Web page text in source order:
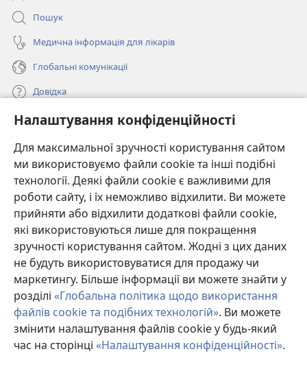
Налаштування конфіденційності
Для максимальної зручності користування сайтом
ми використовуємо файли cookie та інші подібні
технології. Деякі файли cookie є важливими для
роботи сайту, і їх неможливо відхилити. Ви можете
прийняти або відхилити додаткові файли cookie,
які використовуються лише для покращення
зручності користування сайтом. Жодні з цих даних
не будуть використовуватися для продажу чи
маркетингу. Більше інформації ви можете знайти у
розділі «Глобальна політика щодо використання
файлів cookie та подібних технологій». Ви можете
змінити налаштування файлів cookie у будь-який
час на сторінці «Налаштування конфіденційності».
Пошук
Медична інформація для лікарів
Глобальні комунікації
Довідка
Пожертви
(відкривається
у
новому
вікні)
ОНЛАЙН-БІБЛІОТЕКА Товариства «Вартова башта»™
(відкривається
у
новому
вікні)
JW Hub ®
(відкривається
у
новомуJW Library
Watchtower Library
Copyright© 2026 Watch Tower Bible and Tract Society of Pennsylvania.
УМОВИ ВИКОРИСТАННЯ|ПОЛІТИКА КОНФІДЕНЦІЙНОСТІ
НАЛАШТУВАННЯ КОНФІДЕНЦІЙНОСТІ